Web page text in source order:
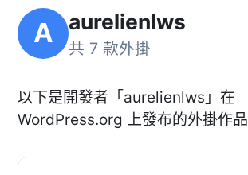
A aurelienlws
共 7 款外掛
以下是開發者「aurelienlws」在
WordPress.org 上發布的外掛作品